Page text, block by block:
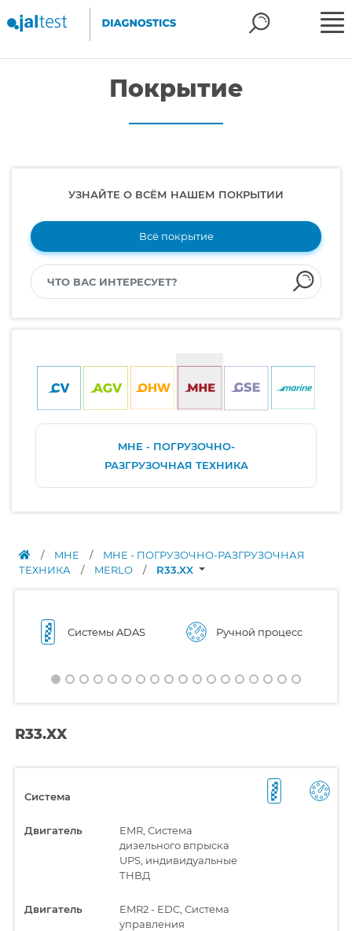
Покрытие
УЗНАЙТЕ О ВСЁМ НАШЕМ ПОКРЫТИИ
Всё покрытие
MHE - ПОГРУЗОЧНО-
РАЗГРУЗОЧНАЯ ТЕХНИКА
/ MHE /
MHE - ПОГРУЗОЧНО-РАЗГРУЗОЧНАЯ
ТЕХНИКА
/ MERLO / R33.XX
Системы ADAS Ручной процесс
R33.XX
Система
Двигатель
EMR, Система
дизельного впрыска
UPS, индивидуальные
ТНВД
Двигатель
EMR2 - EDC, Система
управления